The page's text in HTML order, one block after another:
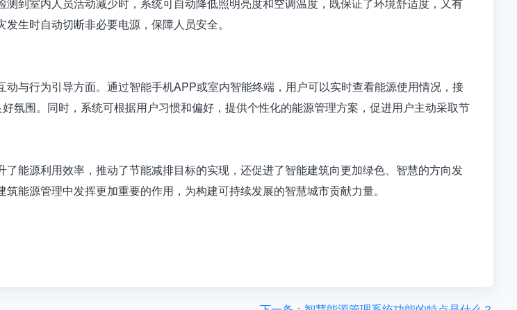
到室内人员活动减少时，系统可自动降低照明亮度和空调温度，既保证了环境舒适度，又有
生时自动切断非必要电源，保障人员安全。
与行为引导方面。通过智能手机APP或室内智能终端，用户可以实时查看能源使用情况，接
氛围。同时，系统可根据用户习惯和偏好，提供个性化的能源管理方案，促进用户主动采取节
了能源利用效率，推动了节能减排目标的实现，还促进了智能建筑向更加绿色、智慧的方向发
能源管理中发挥更加重要的作用，为构建可持续发展的智慧城市贡献力量。